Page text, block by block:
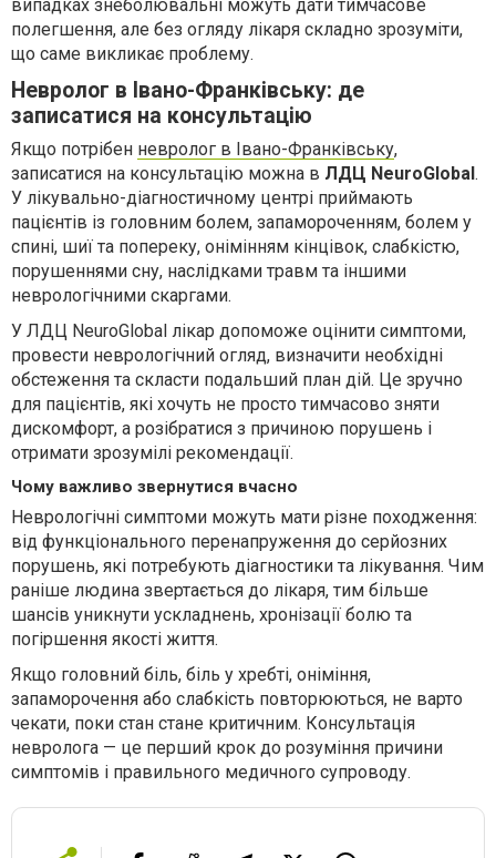
випадках знеболювальні можуть дати тимчасове
полегшення, але без огляду лікаря складно зрозуміти,
що саме викликає проблему.
Невролог в Івано-Франківську: де
записатися на консультацію
Якщо потрібен невролог в Івано-Франківську,
записатися на консультацію можна в ЛДЦ NeuroGlobal.
У лікувально-діагностичному центрі приймають
пацієнтів із головним болем, запамороченням, болем у
спині, шиї та попереку, онімінням кінцівок, слабкістю,
порушеннями сну, наслідками травм та іншими
неврологічними скаргами.
У ЛДЦ NeuroGlobal лікар допоможе оцінити симптоми,
провести неврологічний огляд, визначити необхідні
обстеження та скласти подальший план дій. Це зручно
для пацієнтів, які хочуть не просто тимчасово зняти
дискомфорт, а розібратися з причиною порушень і
отримати зрозумілі рекомендації.
Чому важливо звернутися вчасно
Неврологічні симптоми можуть мати різне походження:
від функціонального перенапруження до серйозних
порушень, які потребують діагностики та лікування. Чим
раніше людина звертається до лікаря, тим більше
шансів уникнути ускладнень, хронізації болю та
погіршення якості життя.
Якщо головний біль, біль у хребті, оніміння,
запаморочення або слабкість повторюються, не варто
чекати, поки стан стане критичним. Консультація
невролога — це перший крок до розуміння причини
симптомів і правильного медичного супроводу.